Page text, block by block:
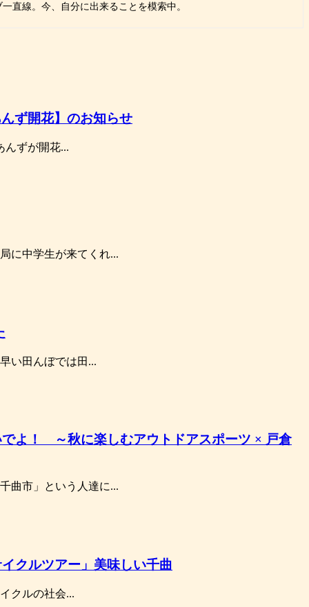
直線。今、自分に出来ることを模索中。
ず開花】のお知らせ
んずが開花...
に中学生が来てくれ...
い田んぼでは田...
よ！ ～秋に楽しむアウトドアスポーツ × 戸倉
曲市」という人達に...
クルツアー」美味しい千曲
クルの社会...